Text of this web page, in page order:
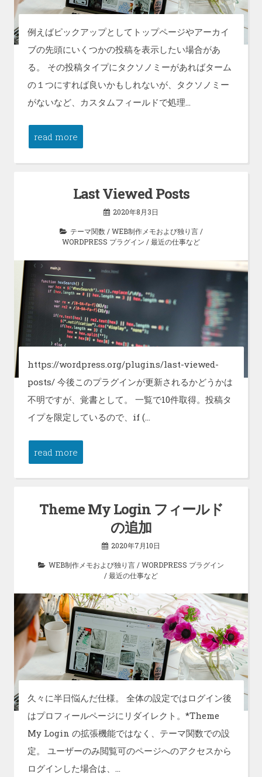
例えばピックアップとしてトップページやアーカイ
ブの先頭にいくつかの投稿を表示したい場合があ
る。 その投稿タイプにタクソノミーがあればターム
の１つにすれば良いかもしれないが、タクソノミー
がないなど、カスタムフィールドで処理…
read more
Last Viewed Posts
2020年8月3日
テーマ関数/WEB制作メモおよび独り言/
WORDPRESS プラグイン /最近の仕事など
https://wordpress.org/plugins/last-viewed-
posts/ 今後このプラグインが更新されるかどうかは
不明ですが、覚書として。 一覧で10件取得。投稿タ
イプを限定しているので、if (…
read more
Theme My Login フィールド
の追加
2020年7月10日
WEB制作メモおよび独り言 /WORDPRESS プラグイン
/最近の仕事など
久々に半日悩んだ仕様。 全体の設定ではログイン後
はプロフィールページにリダイレクト。*Theme
My Login の拡張機能ではなく、テーマ関数での設
定。 ユーザーのみ閲覧可のページへのアクセスから
ログインした場合は、…